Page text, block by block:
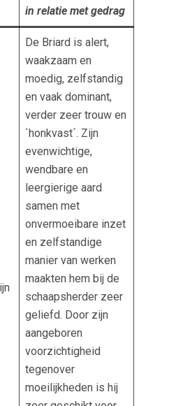
in relatie met gedrag
De Briard is alert,
waakzaam en
moedig, zelfstandig
en vaak dominant,
verder zeer trouw en
`honkvast´. Zijn
evenwichtige,
wendbare en
leergierige aard
samen met
onvermoeibare inzet
en zelfstandige
manier van werken
maakten hem bij de
schaapsherder zeer
geliefd. Door zijn
aangeboren
voorzichtigheid
tegenover
moeilijkheden is hij